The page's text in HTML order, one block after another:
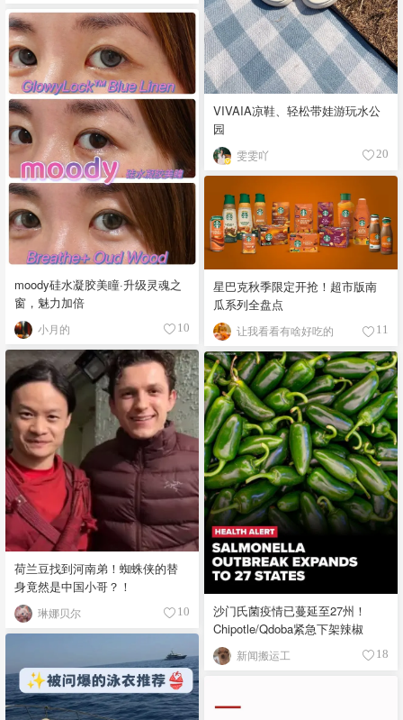
VIVAIA凉鞋、轻松带娃游玩水公
园
雯雯吖 20
moody硅水凝胶美瞳·升级灵魂之
窗，魅力加倍
小月的 10
星巴克秋季限定开抢！超市版南
瓜系列全盘点
让我看看有啥好吃的 11
荷兰豆找到河南弟！蜘蛛侠的替
身竟然是中国小哥？！
琳娜贝尔 10
沙门氏菌疫情已蔓延至27州！
Chipotle/Qdoba紧急下架辣椒
新闻搬运工 18